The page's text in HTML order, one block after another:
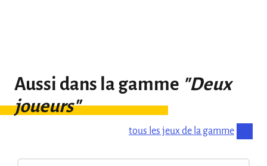
Aussi dans la gamme "Deux
joueurs"
tous les jeux de la gamme